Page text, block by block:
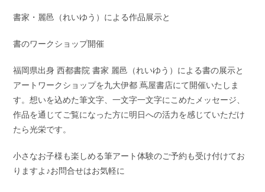
書家・麗邑（れいゆう）による作品展示と
書のワークショップ開催
福岡県出身 西都書院 書家 麗邑（れいゆう）による書の展示と
アートワークショップを九大伊都 蔦屋書店にて開催いたしま
す。想いを込めた筆文字、一文字一文字にこめたメッセージ、
作品を通じてご覧になった方に明日への活力を感じていただけ
たら光栄です。
小さなお子様も楽しめる筆アート体験のご予約も受け付けてお
りますよ♪お問合せはお気軽に